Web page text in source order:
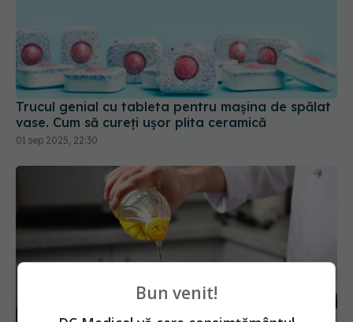
Trucul genial cu tableta pentru mașina de spălat
vase. Cum să cureți ușor plita ceramică
01 sep 2025, 22:30
Bun venit!